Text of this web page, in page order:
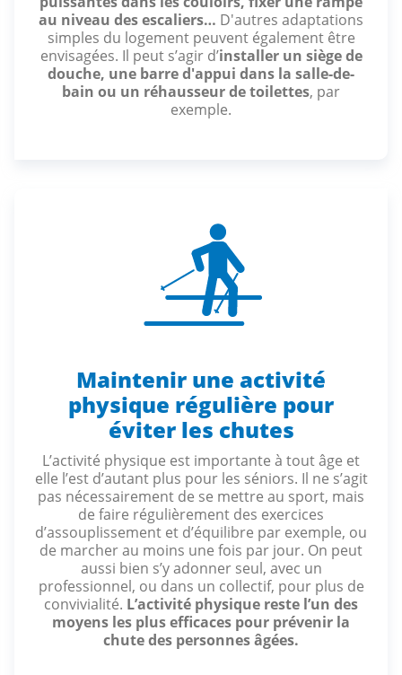
au niveau des escaliers… D'autres adaptations
simples du logement peuvent également être
envisagées. Il peut s’agir d’installer un siège de
douche, une barre d'appui dans la salle-de-
bain ou un réhausseur de toilettes, par
exemple.
Maintenir une activité
physique régulière pour
éviter les chutes
L’activité physique est importante à tout âge et
elle l’est d’autant plus pour les séniors. Il ne s’agit
pas nécessairement de se mettre au sport, mais
de faire régulièrement des exercices
d’assouplissement et d’équilibre par exemple, ou
de marcher au moins une fois par jour. On peut
aussi bien s’y adonner seul, avec un
professionnel, ou dans un collectif, pour plus de
convivialité. L’activité physique reste l’un des
moyens les plus efficaces pour prévenir la
chute des personnes âgées.